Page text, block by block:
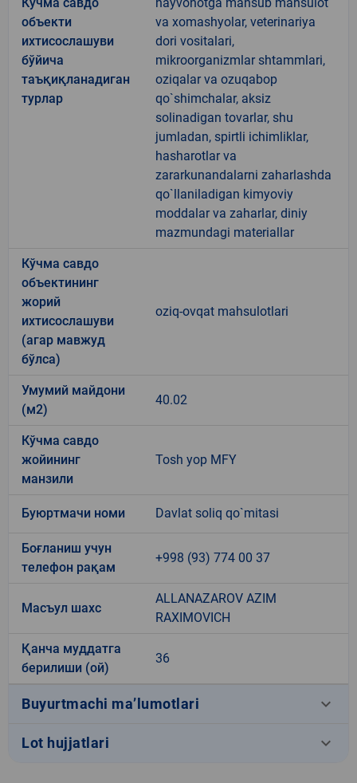
объекти
ихтисослашуви
бўйича
таъқиқланадиган
турлар
va xomashyolar, veterinariya
dori vositalari,
mikroorganizmlar shtammlari,
oziqalar va ozuqabop
qo`shimchalar, aksiz
solinadigan tovarlar, shu
jumladan, spirtli ichimliklar,
hasharotlar va
zararkunandalarni zaharlashda
qo`llaniladigan kimyoviy
moddalar va zaharlar, diniy
mazmundagi materiallar
Кўчма савдо
объектининг
жорий
ихтисослашуви
(агар мавжуд
бўлса)
oziq-ovqat mahsulotlari
Умумий майдони
(м2)
40.02
Кўчма савдо
жойининг
манзили
Tosh yop MFY
Буюртмачи номи Davlat soliq qo`mitasi
Боғланиш учун
телефон рақам
+998 (93) 774 00 37
Масъул шахс
ALLANAZAROV AZIM
RAXIMOVICH
Қанча муддатга
берилиши (ой)
36
Buyurtmachi ma’lumotlari keyboard_arrow_down
Lot hujjatlari keyboard_arrow_down